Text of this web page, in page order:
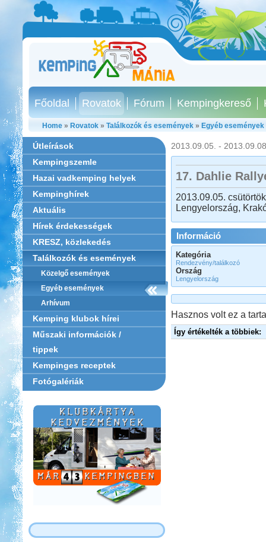
Főoldal Rovatok Fórum Kempingkereső
Home » Rovatok » Találkozók és események » Egyéb események
Útleírások
Kempingszemle
Hazai vadkemping helyek
Kempinghírek
Aktuális
Hírek érdekességek
KRESZ, közlekedés
Találkozók és események
Közelgő események
Egyéb események
Arhívum
Kemping klubok hírei
Műszaki információk /
tippek
Kempinges receptek
Fotógalériák
2013.09.05. -
17. Dahlie
2013.09.05.
Lengyelország,
Információ
Kategória
Rendezvény/találkozó
Ország
Lengyelország
Hasznos volt ez a
Így értékelték a többiek: